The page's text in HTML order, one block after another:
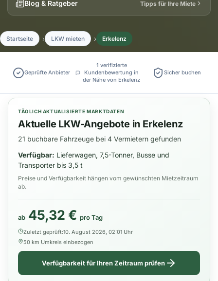
Blog & Ratgeber Tipps für Ihre Miete
Startseite LKW mieten Erkelenz
Geprüfte Anbieter
1 verifizierte
Kundenbewertung in
der Nähe von Erkelenz
Sicher buchen
TÄGLICH AKTUALISIERTE MARKTDATEN
Aktuelle LKW-Angebote in Erkelenz
21 buchbare Fahrzeuge bei 4 Vermietern gefunden
Verfügbar: Lieferwagen, 7,5-Tonner, Busse und
Transporter bis 3,5 t
Preise und Verfügbarkeit hängen vom gewünschten Mietzeitraum
ab.
ab 45,32 € pro Tag
Zuletzt geprüft:10. August 2026, 02:01 Uhr
50 km Umkreis einbezogen
Verfügbarkeit für Ihren Zeitraum prüfen